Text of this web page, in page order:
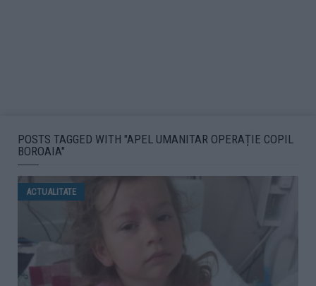
POSTS TAGGED WITH "APEL UMANITAR OPERAȚIE COPIL
BOROAIA"
ACTUALITATE